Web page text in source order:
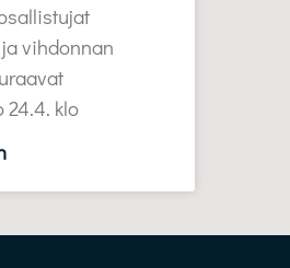
vihdonnan
24.4. klo